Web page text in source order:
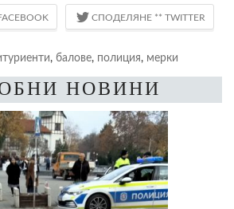
, балове, полиция, мерки
НОВИНИ